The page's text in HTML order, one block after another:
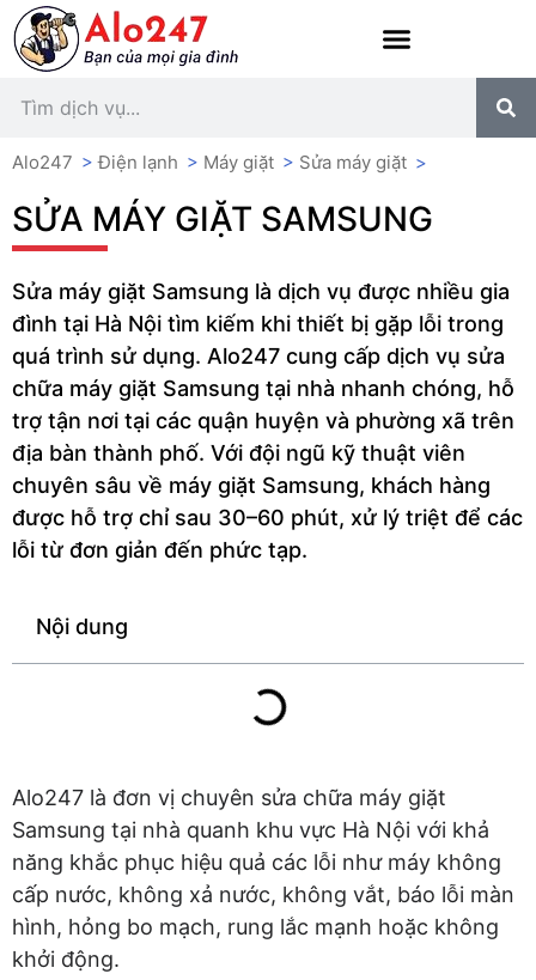
Alo247 >Điện lạnh > Máy giặt > Sửa máy giặt >
SỬA MÁY GIẶT SAMSUNG
Sửa máy giặt Samsung là dịch vụ được nhiều gia
đình tại Hà Nội tìm kiếm khi thiết bị gặp lỗi trong
quá trình sử dụng. Alo247 cung cấp dịch vụ sửa
chữa máy giặt Samsung tại nhà nhanh chóng, hỗ
trợ tận nơi tại các quận huyện và phường xã trên
địa bàn thành phố. Với đội ngũ kỹ thuật viên
chuyên sâu về máy giặt Samsung, khách hàng
được hỗ trợ chỉ sau 30–60 phút, xử lý triệt để các
lỗi từ đơn giản đến phức tạp.
Nội dung
Alo247 là đơn vị chuyên sửa chữa máy giặt
Samsung tại nhà quanh khu vực Hà Nội với khả
năng khắc phục hiệu quả các lỗi như máy không
cấp nước, không xả nước, không vắt, báo lỗi màn
hình, hỏng bo mạch, rung lắc mạnh hoặc không
khởi động.